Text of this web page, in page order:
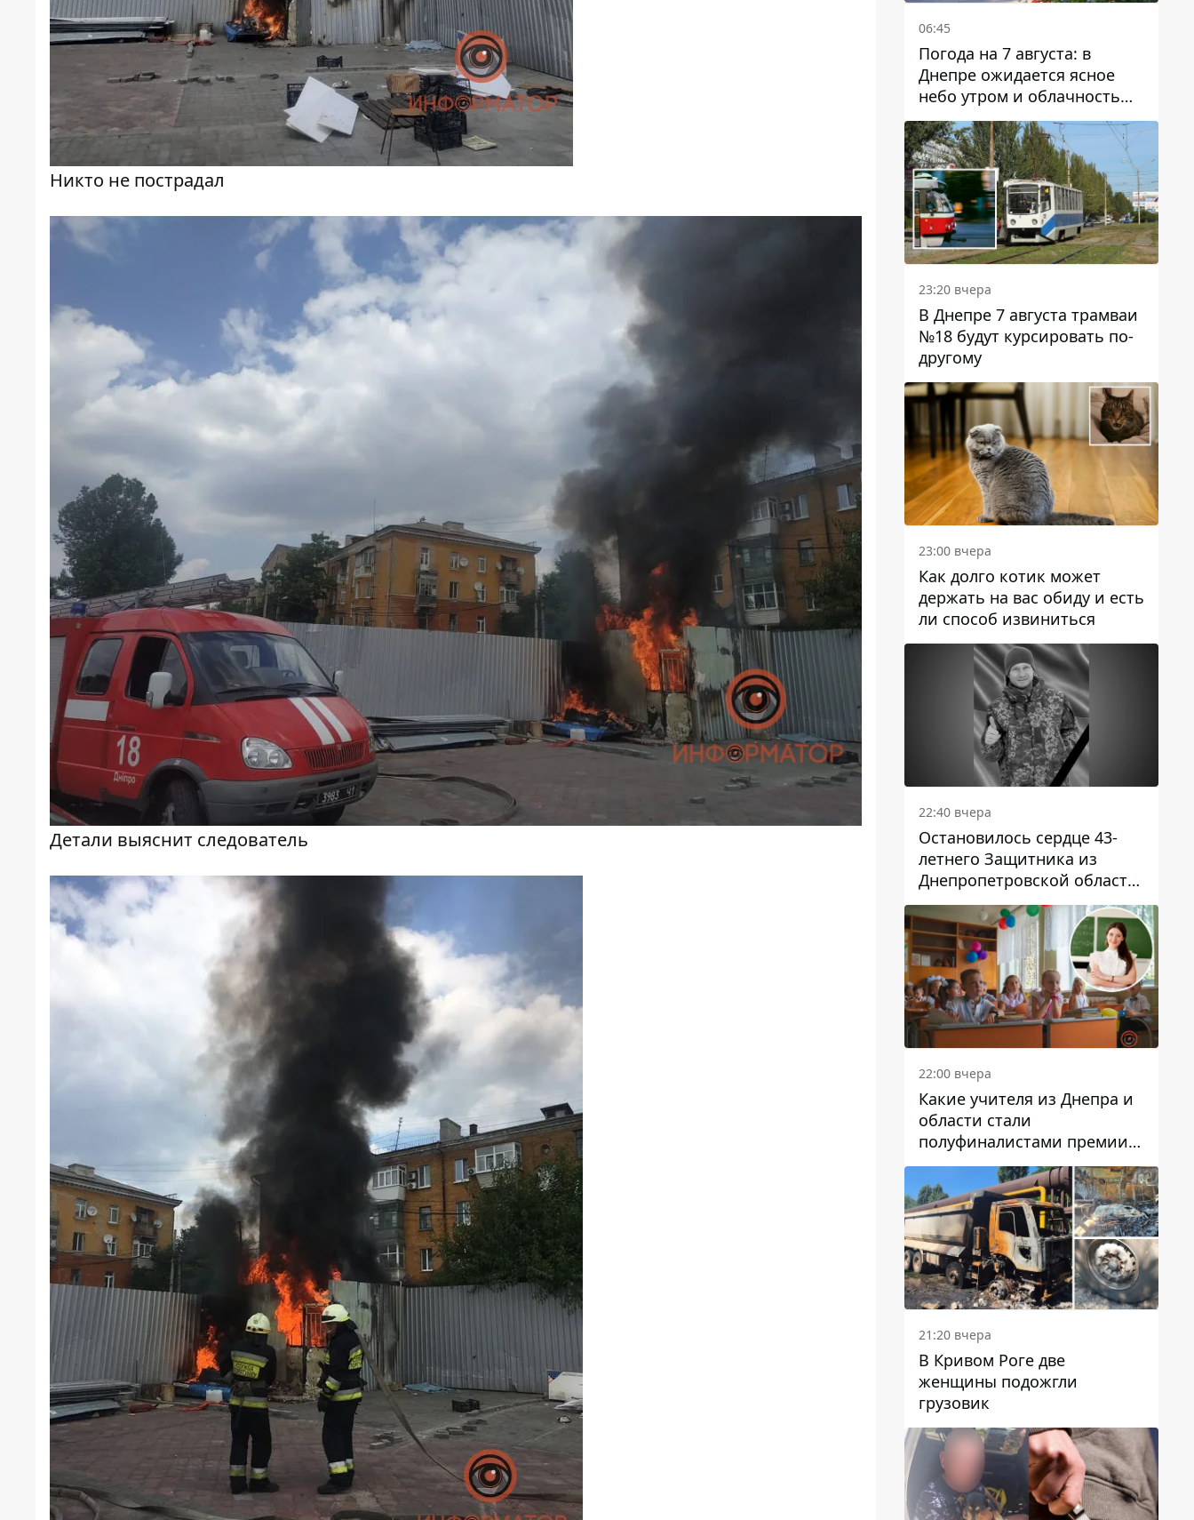
Никто не пострадал
Детали выяснит следователь
06:45
Погода на 7 августа: в
Днепре ожидается ясное
небо утром и облачность
после обеда
23:20 вчера
В Днепре 7 августа трамваи
№18 будут курсировать по-
другому
23:00 вчера
Как долго котик может
держать на вас обиду и есть
ли способ извиниться
22:40 вчера
Остановилось сердце 43-
летнего Защитника из
Днепропетровской области
Евгения Зинченко
22:00 вчера
Какие учителя из Днепра и
области стали
полуфиналистами премии
Global Teacher Prize Ukraine
2026
21:20 вчера
В Кривом Роге две
женщины подожгли
грузовик